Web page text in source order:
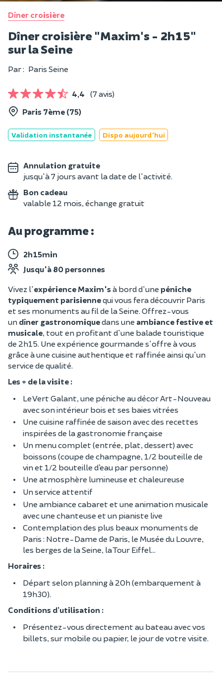
Dîner croisière
Dîner croisière "Maxim's - 2h15"
sur la Seine
Par : Paris Seine
4,4
(7 avis)
Paris 7ème (75)
Validation instantanée Dispo aujourd'hui
Annulation gratuite
jusqu'à 7 jours avant la date de l'activité.
Bon cadeau
valable 12 mois, échange gratuit
Au programme :
2h15min
Jusqu'à 80 personnes
Vivez l'expérience Maxim'sà bord d'une péniche
typiquement parisiennequi vous fera découvrir Paris
et ses monuments au fil de la Seine. Offrez-vous
un dîner gastronomiquedans une ambiance festive et
musicale, tout en profitant d'une balade touristique
de 2h15. Une expérience gourmande s'offre à vous
grâce à une cuisine authentique et raffinée ainsi qu'un
service de qualité.
Les + de la visite :
Le Vert Galant, une péniche au décor Art-Nouveau
avec son intérieur bois et ses baies vitrées
Une cuisine raffinée de saison avec des recettes
inspirées de la gastronomie française
Un menu complet (entrée, plat, dessert) avec
boissons (coupe de champagne, 1/2 bouteille de
vin et 1/2 bouteille d’eau par personne)
Une atmosphère lumineuse et chaleureuse
Un service attentif
Une ambiance cabaret et une animation musicale
avec une chanteuse et un pianiste live
Contemplation des plus beaux monuments de
Paris : Notre-Dame de Paris, le Musée du Louvre,
les berges de la Seine, la Tour Eiffel...
Horaires :
Départ selon planning à 20h (embarquement à
19h30).
Conditions d’utilisation :
Présentez-vous directement au bateau avec vos
billets, sur mobile ou papier, le jour de votre visite.